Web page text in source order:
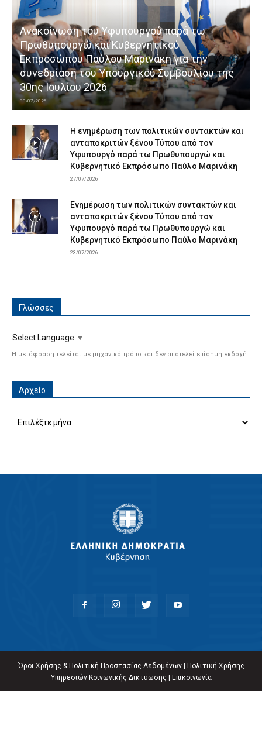
Ανακοίνωση του Υφυπουργού παρά τω
Πρωθυπουργώ και Κυβερνητικού
Εκπροσώπου Παύλου Μαρινάκη για την
συνεδρίαση του Υπουργικού Συμβουλίου της
30ης Ιουλίου 2026
30/07/2026
Η ενημέρωση των πολιτικών συντακτών και
ανταποκριτών ξένου Τύπου από τον
Υφυπουργό παρά τω Πρωθυπουργώ και
Κυβερνητικό Εκπρόσωπο Παύλο Μαρινάκη
27/07/2026
Ενημέρωση των πολιτικών συντακτών και
ανταποκριτών ξένου Τύπου από τον
Υφυπουργό παρά τω Πρωθυπουργώ και
Κυβερνητικό Εκπρόσωπο Παύλο Μαρινάκη
23/07/2026
Γλώσσες
Select Language ▼
Η μετάφραση τελείται με μηχανικό τρόπο και δεν αποτελεί επίσημη εκδοχή.
Αρχείο
Όροι Χρήσης & Πολιτική Προστασίας Δεδομένων|
Πολιτική Χρήσης
Υπηρεσιών Κοινωνικής Δικτύωσης
Επικοινωνία